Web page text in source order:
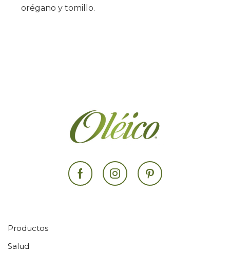
orégano y tomillo.
FacebookInstagramPinterest
Productos
Salud